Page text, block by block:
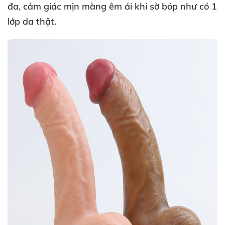
đa, cảm giác mịn màng êm ái khi sờ bóp như có 1
lớp da thật.